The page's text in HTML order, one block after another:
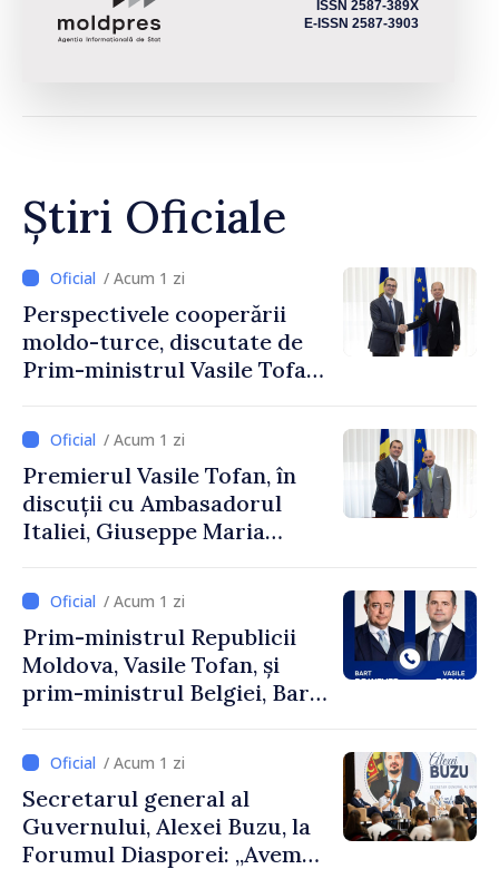
ISSN 2587-389X
E-ISSN 2587-3903
Știri Oficiale
/ Acum 1 zi
Perspectivele cooperării
moldo-turce, discutate de
Prim-ministrul Vasile Tofan
Uygar Mustafa Sertel
/ Acum 1 zi
Premierul Vasile Tofan, în
discuții cu Ambasadorul
Italiei, Giuseppe Maria
/ Acum 1 zi
Prim-ministrul Republicii
Moldova, Vasile Tofan, și
prim-ministrul Belgiei, Bart
despre parcursul european
al Republicii Moldova.
/ Acum 1 zi
Secretarul general al
Guvernului, Alexei Buzu, la
Forumul Diasporei: „Avem